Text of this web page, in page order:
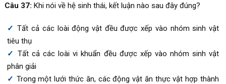
Câu 37: Khi nói về hệ sinh thái, kết luận nào sau đây đúng?
Tất cả các loài động vật đều được xếp vào nhóm sinh vật
tiêu thụ
Tất cả các loài vi khuẩn đều được xếp vào nhóm sinh vật
phân giải
Trong một lưới thức ăn, các động vật ăn thực vật hợp thành